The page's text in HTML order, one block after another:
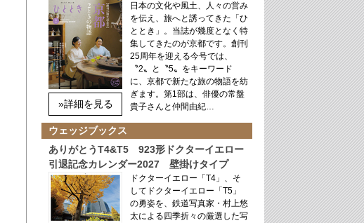
»詳細を見る
日本の文化や風土、人々の営み
を伝え、旅へと誘ってきた「ひ
ととき」。当誌が幾度となく特
集してきたのが京都です。創刊
25周年を迎える今号では、
〝2〟と〝5〟をキーワード
に、京都で新たな旅の物語を紡
ぎます。第1部は、俳優の常盤
貴子さんと仲間由紀…
ウェッジブックス
ありがとうT4&T5 923形ドクターイエロー
引退記念カレンダー2027 壁掛けタイプ
ドクターイエロー「T4」、そ
してドクターイエロー「T5」
の勇姿を、鉄道写真家・村上悠
太による四季折々の厳選した写